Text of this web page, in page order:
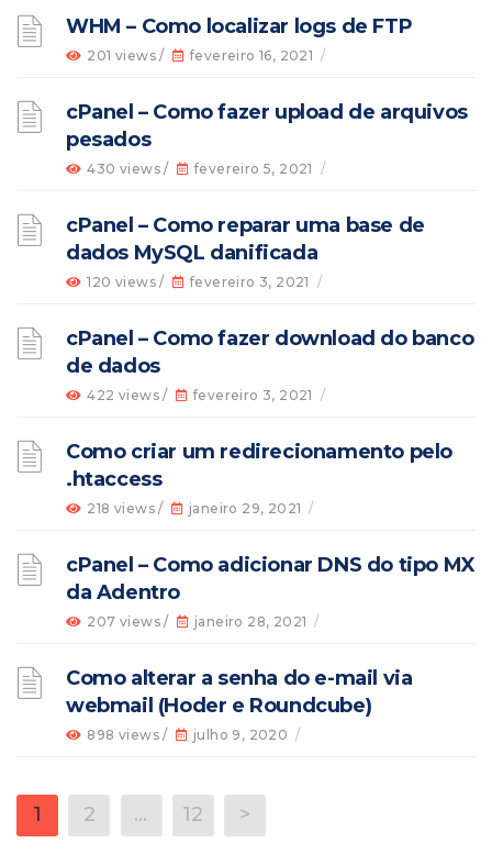
WHM – Como localizar logs de FTP
201 views / fevereiro 16, 2021 /
cPanel – Como fazer upload de arquivos
pesados
430 views / fevereiro 5, 2021 /
cPanel – Como reparar uma base de
dados MySQL danificada
120 views / fevereiro 3, 2021 /
cPanel – Como fazer download do banco
de dados
422 views / fevereiro 3, 2021 /
Como criar um redirecionamento pelo
.htaccess
218 views / janeiro 29, 2021 /
cPanel – Como adicionar DNS do tipo MX
da Adentro
207 views / janeiro 28, 2021 /
Como alterar a senha do e-mail via
webmail (Hoder e Roundcube)
898 views / julho 9, 2020 /
1 2 … 12 >